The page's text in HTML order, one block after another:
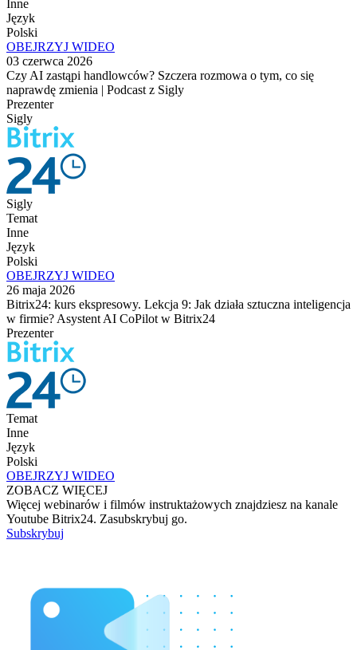
Inne
Język
Polski
OBEJRZYJ WIDEO
03 czerwca 2026
Czy AI zastąpi handlowców? Szczera rozmowa o tym, co się
naprawdę zmienia | Podcast z Sigly
Prezenter
Sigly
Sigly
Temat
Inne
Język
Polski
OBEJRZYJ WIDEO
26 maja 2026
Bitrix24: kurs ekspresowy. Lekcja 9: Jak działa sztuczna inteligencja
w firmie? Asystent AI CoPilot w Bitrix24
Prezenter
Temat
Inne
Język
Polski
OBEJRZYJ WIDEO
ZOBACZ WIĘCEJ
Więcej webinarów i filmów instruktażowych znajdziesz na kanale
Youtube Bitrix24. Zasubskrybuj go.
Subskrybuj